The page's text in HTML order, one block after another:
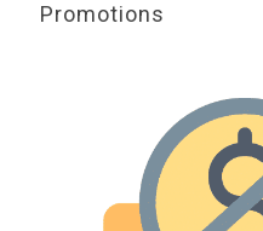
Promotions